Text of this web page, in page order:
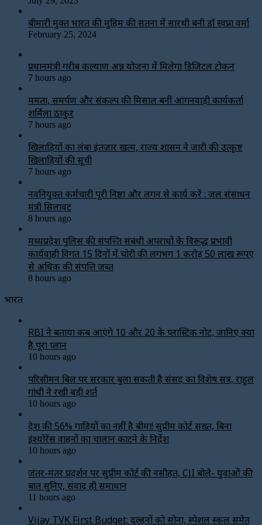
बीमारी मुक्त भारत की मुहिम की सतना में सारथी बनी डाॅ स्वप्ना वर्मा
February 25, 2024
प्रधानमंत्री गरीब कल्याण अन्न योजना में मिलेगा डिजिटल टोकन
7 hours ago
ममता, समर्पण और संकल्प की मिसाल बनीं आंगनवाड़ी कार्यकर्ता
शर्मिला ठाकुर
7 hours ago
खिलाड़ियों का लंबा इंतजार खत्म, राज्य शासन ने जारी की उत्कृष्ट
खिलाड़ियों की सूची
7 hours ago
नवनियुक्त कर्मचारी पूरी निष्ठा और लगन से कार्य करें : जल संसाधन
मंत्री सिलावट
8 hours ago
मध्यप्रदेश पुलिस की संपत्त्ति संबंधी अपराधों के विरूद्ध प्रभावी
कार्यवाही विगत 15 दिनों में चोरी की लगभग 1 करोड़ 50 लाख रूपए
से अधिक की संपत्ति जब्‍त
8 hours ago
भारत
RBI ने बताया कब आएंगे ₹10 और ₹20 के प्लास्टिक नोट, जानिए क्या
है पूरा प्लान
10 hours ago
परिसीमन बिल पर सरकार बुला सकती है संसद का विशेष सत्र, राहुल
गांधी ने रखी बड़ी शर्त
10 hours ago
देश की 56% गाड़ियों का नहीं है बीमा! सुप्रीम कोर्ट सख्त, बिना
इंश्योरेंस वाहनों का चालान काटने के निर्देश
10 hours ago
जंतर-मंतर प्रदर्शन पर सुप्रीम कोर्ट की नसीहत, CJI बोले- युवाओं की
बात सुनिए, संवाद ही समाधान
11 hours ago
Vijay TVK First Budget: दुल्हनों को सोना, स्पेशल स्कूल समेत